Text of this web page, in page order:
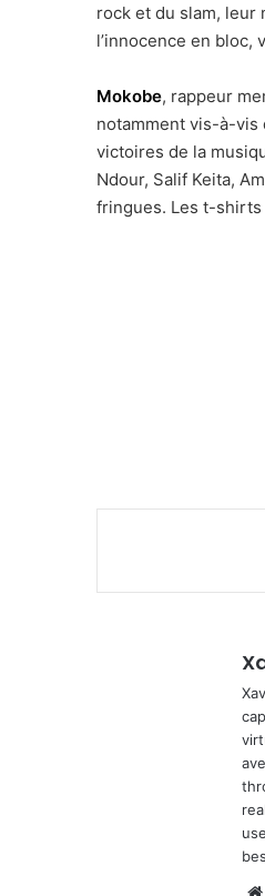
rock et du slam, leur
l’innocence en bloc,
Mokobe, rappeur
notamment vis-à-vis
victoires de la
Ndour, Salif Keita,
fringues. Les t-